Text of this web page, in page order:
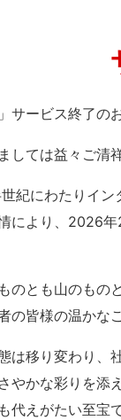
サービス終了の
しては益々ご清
紀にわたりイ
により、2026
のとも山のもの
の皆様の温かな
は移り変わり、
やかな彩りを
代えがたい至宝